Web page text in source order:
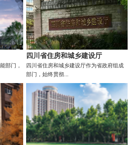
部门，
四川省住房和城乡建设厅
四川省住房和城乡建设厅作为省政府组成
部门，始终贯彻...